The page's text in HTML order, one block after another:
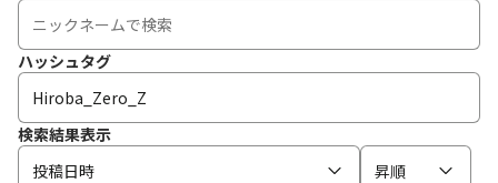
ハッシュタグ
検索結果表示
投稿日時
昇順